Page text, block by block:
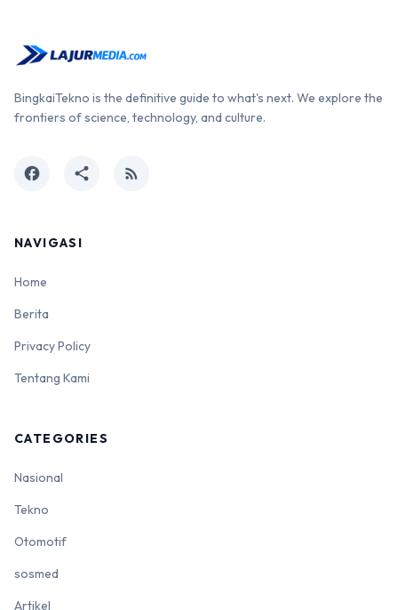
BingkaiTekno is the definitive guide to what's next. We explore the
frontiers of science, technology, and culture.
facebook share rss_feed
NAVIGASI
Home
Berita
Privacy Policy
Tentang Kami
CATEGORIES
Nasional
Tekno
Otomotif
sosmed
Artikel